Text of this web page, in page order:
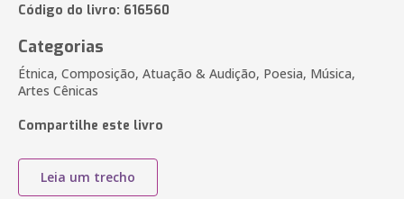
Código do livro: 616560
Categorias
Étnica, Composição, Atuação & Audição, Poesia, Música,
Artes Cênicas
Compartilhe este livro
Leia um trecho